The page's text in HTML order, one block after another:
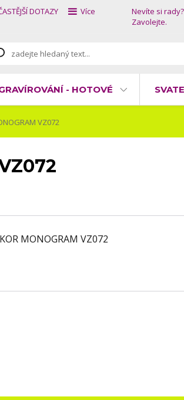
DOTAZY Více
Nevíte si rady?
Zavolejte.
- HOTOVÉ
VZ072